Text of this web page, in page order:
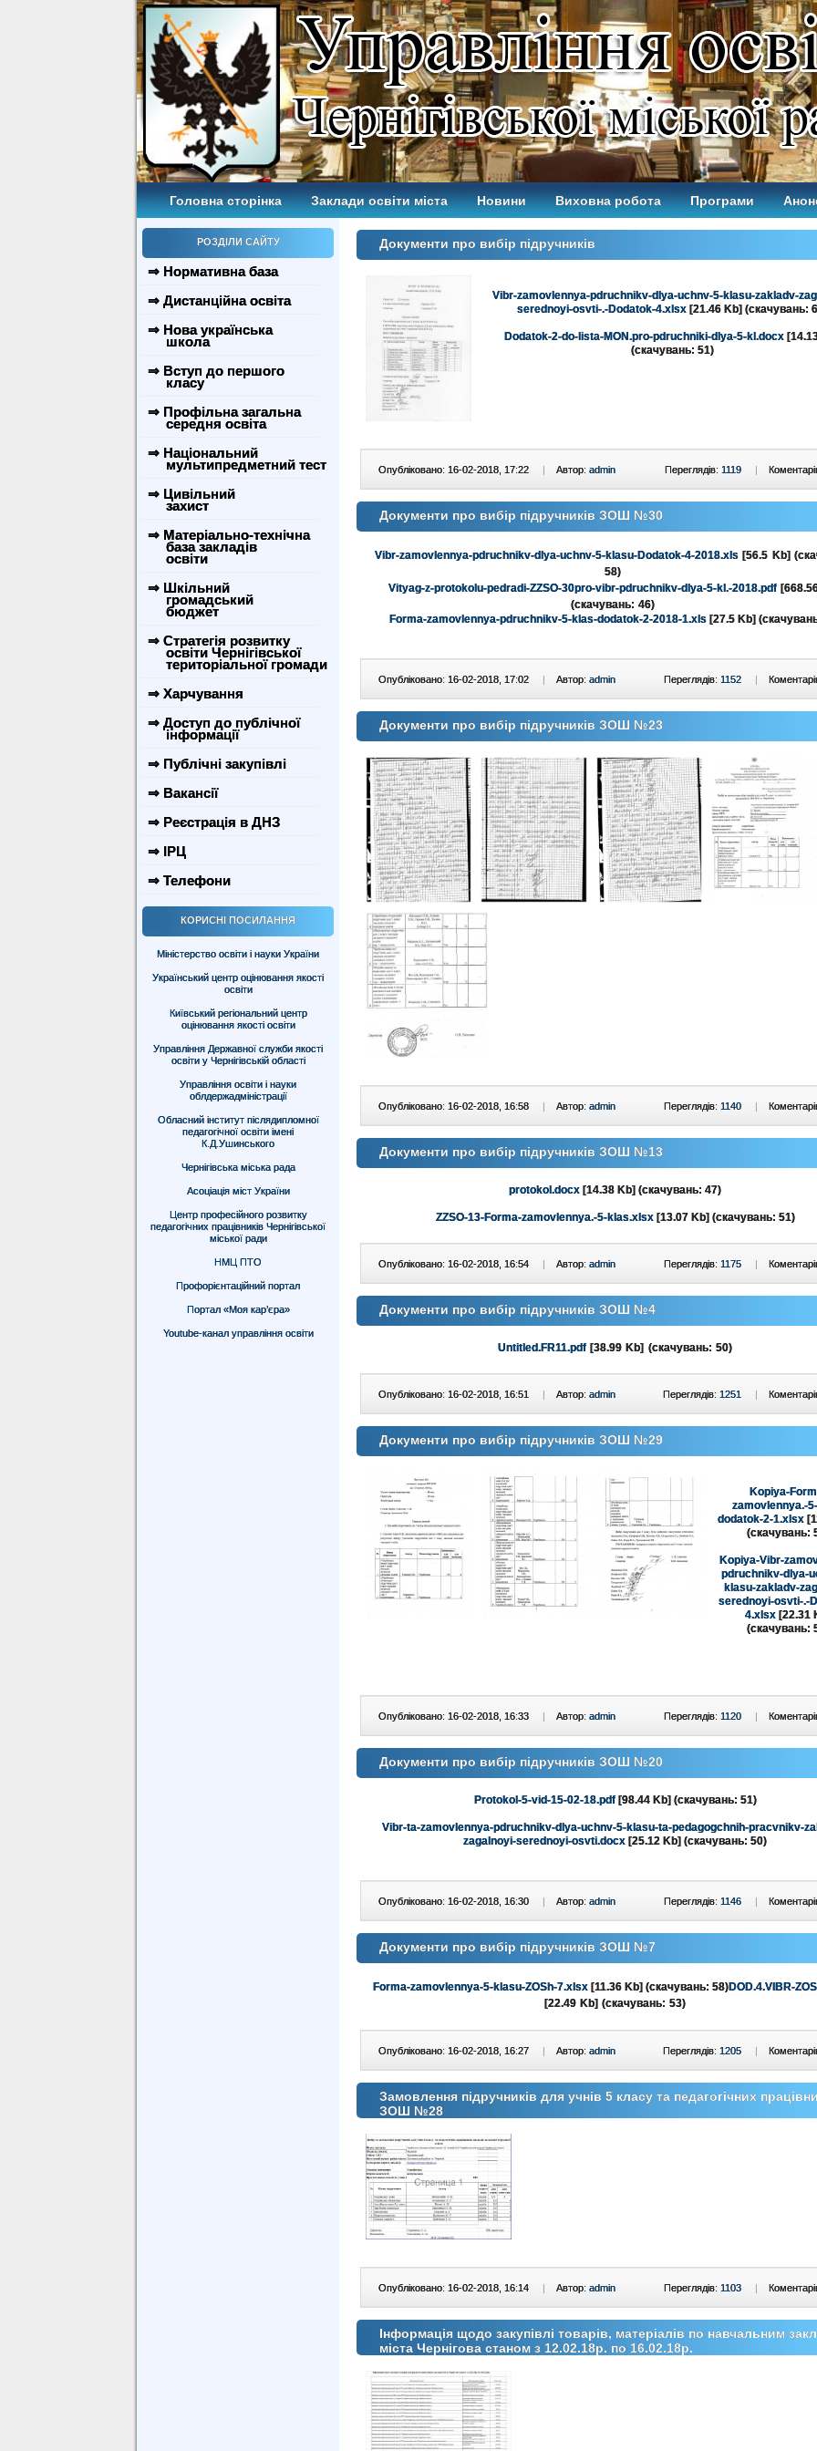
Головна сторінка Заклади освіти міста Новини Виховна робота Програми
РОЗДІЛИ САЙТУ
⇒ Нормативна база
⇒ Дистанційна освіта
⇒ Нова українська
школа
⇒ Вступ до першого
класу
⇒ Профільна загальна
середня освіта
⇒ Національний
мультипредметний тест
⇒ Цивільний
захист
⇒ Матеріально-технічна
база закладів
освіти
⇒ Шкільний
громадський
бюджет
⇒ Стратегія розвитку
освіти Чернігівської
територіальної громади
⇒ Харчування
⇒ Доступ до публічної
інформації
⇒ Публічні закупівлі
⇒ Вакансії
⇒ Реєстрація в ДНЗ
⇒ ІРЦ
⇒ Телефони
КОРИСНІ ПОСИЛАННЯ
Міністерство освіти і науки України
Український центр оцінювання якості
освіти
Київський регіональний центр
оцінювання якості освіти
Управління Державної служби якості
освіти у Чернігівській області
Управління освіти і науки
облдержадміністрації
Обласний інститут післядипломної
педагогічної освіти імені
К.Д.Ушинського
Чернігівська міська рада
Асоціація міст України
Центр професійного розвитку
педагогічних працівників Чернігівської
міської ради
НМЦ ПТО
Профорієнтаційний портал
Портал «Моя кар’єра»
Youtube-канал управління освіти
Документи про вибір підручників
Vibr-zamovlennya-pdruchnikv-dlya-uchnv-5-klasu-zakladv-
serednoyi-osvti-.-Dodatok-4.xlsx[21.46 Kb] (cкачувань:
Dodatok-2-do-lista-MON.pro-pdruchniki-dlya-5-kl.docx
(cкачувань: 51)
Опубліковано: 16-02-2018, 17:22 | Автор: admin Переглядів: 1119 |
Документи про вибір підручників ЗОШ №30
Vibr-zamovlennya-pdruchnikv-dlya-uchnv-5-klasu-Dodatok-4-2018.xls [56.5 Kb]
58)
Vityag-z-protokolu-pedradi-ZZSO-30pro-vibr-pdruchnikv-dlya-5-kl.-2018.pdf
(cкачувань: 46)
Forma-zamovlennya-pdruchnikv-5-klas-dodatok-2-2018-1.xls[27.5 Kb]
Опубліковано: 16-02-2018, 17:02 | Автор: admin Переглядів: 1152 |
Документи про вибір підручників ЗОШ №23
Опубліковано: 16-02-2018, 16:58 | Автор: admin Переглядів: 1140 |
Документи про вибір підручників ЗОШ №13
protokol.docx [14.38 Kb] (cкачувань: 47)
ZZSO-13-Forma-zamovlennya.-5-klas.xlsx[13.07 Kb] (cкачувань: 51)
Опубліковано: 16-02-2018, 16:54 | Автор: admin Переглядів: 1175 |
Документи про вибір підручників ЗОШ №4
Untitled.FR11.pdf [38.99 Kb] (cкачувань: 50)
Опубліковано: 16-02-2018, 16:51 | Автор: admin Переглядів: 1251 |
Документи про вибір підручників ЗОШ №29
Kopiya-
zamovlennya.-
dodatok-2-1.xlsx
(cкачувань:
Kopiya-Vibr-
pdruchnikv-dlya-
klasu-zakladv-
serednoyi-osvti-.-
4.xlsx[22.31
(cкачувань:
Опубліковано: 16-02-2018, 16:33 | Автор: admin Переглядів: 1120 |
Документи про вибір підручників ЗОШ №20
Protokol-5-vid-15-02-18.pdf[98.44 Kb] (cкачувань: 51)
Vibr-ta-zamovlennya-pdruchnikv-dlya-uchnv-5-klasu-ta-pedagogchnih-pracvnikv-
zagalnoyi-serednoyi-osvti.docx [25.12 Kb] (cкачувань: 50)
Опубліковано: 16-02-2018, 16:30 | Автор: admin Переглядів: 1146 |
Документи про вибір підручників ЗОШ №7
Forma-zamovlennya-5-klasu-ZOSh-7.xlsx[11.36 Kb] (cкачувань: 58)DOD.4.VIBR-
[22.49 Kb] (cкачувань: 53)
Опубліковано: 16-02-2018, 16:27 | Автор: admin Переглядів: 1205 |
Замовлення підручників для учнів 5 класу та педагогічних
ЗОШ №28
Опубліковано: 16-02-2018, 16:14 | Автор: admin Переглядів: 1103 |
Інформація щодо закупівлі товарів, матеріалів по навчальним
міста Чернігова станом з 12.02.18р. по 16.02.18р.